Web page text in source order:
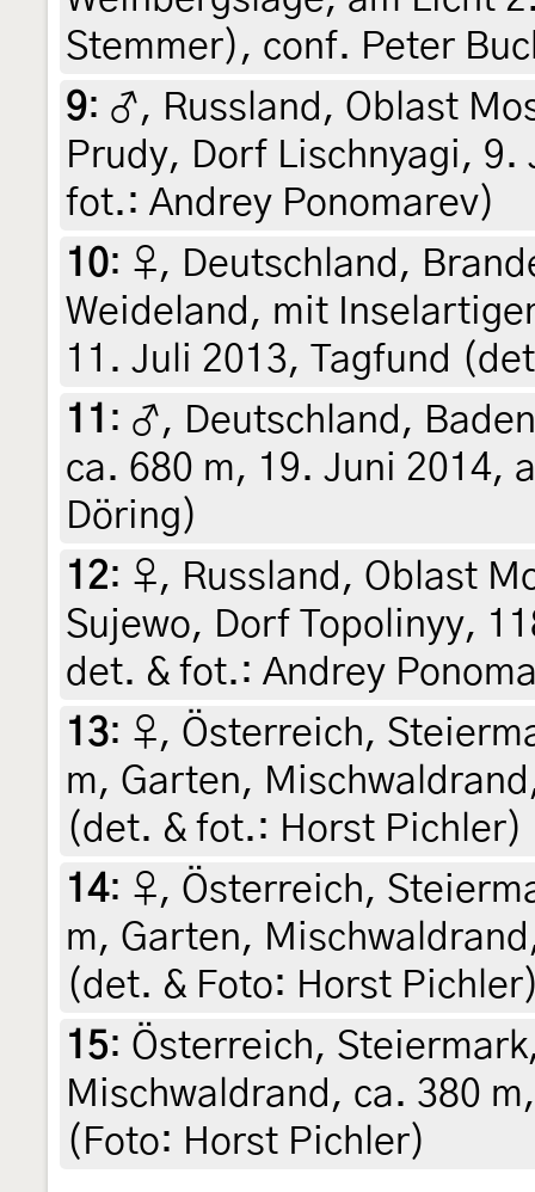
Stemmer), conf. Peter
9: ♂, Russland, Oblast
Prudy, Dorf Lischnyagi,
fot.: Andrey Ponomarev)
10: ♀, Deutschland,
Weideland, mit
11. Juli 2013, Tagfund
11 : ♂, Deutschland,
ca. 680 m, 19. Juni 2014,
Döring)
12: ♀, Russland, Oblast
Sujewo, Dorf Topolinyy,
det. & fot.: Andrey
13: ♀, Österreich,
m, Garten,
(det. & fot.: Horst Pichler)
14: ♀, Österreich,
m, Garten,
(det. & Foto: Horst
15: Österreich,
Mischwaldrand, ca. 380
(Foto: Horst Pichler)